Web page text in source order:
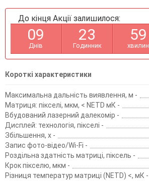
До кінця Акції залишилося:
09
Днів
23
Годинник
59
хвилин
Короткі характеристики
Максимальна дальність виявлення, м -
Матриця: пікселі, мкм, < NETD мК -
Вбудований лазерний далекомір -
Дисплей: технологія, пікселі -
Збільшення, х -
Запис фото-відео/Wi-Fi -
Роздільна здатність матриці, піксель -
Крок пікселю, мкм -
Різниця температур матриці (NETD) <, мК -